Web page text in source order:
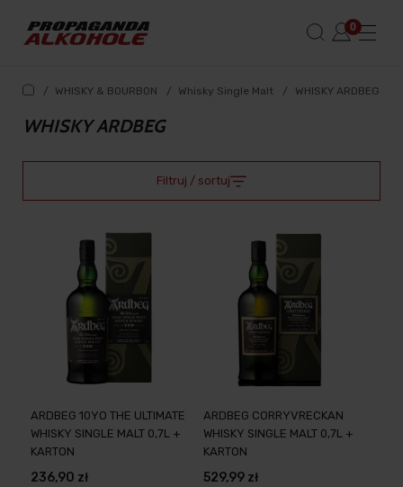
/ WHISKY & BOURBON / Whisky Single Malt / WHISKY ARDBEG
WHISKY ARDBEG
Filtruj / sortuj
ARDBEG 10YO THE ULTIMATE
WHISKY SINGLE MALT 0,7L +
KARTON
236,90 zł
ARDBEG CORRYVRECKAN
WHISKY SINGLE MALT 0,7L +
KARTON
529,99 zł